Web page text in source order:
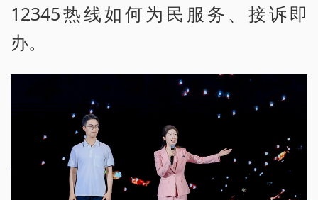
12345热线如何为民服务、接诉即
办。